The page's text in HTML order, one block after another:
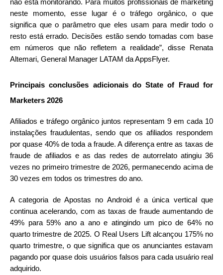
não está monitorando. Para muitos profissionais de marketing
neste momento, esse lugar é o tráfego orgânico, o que
significa que o parâmetro que eles usam para medir todo o
resto está errado. Decisões estão sendo tomadas com base
em números que não refletem a realidade”, disse Renata
Altemari, General Manager LATAM da AppsFlyer.
Principais conclusões adicionais do State of Fraud for
Marketers 2026
Afiliados e tráfego orgânico juntos representam 9 em cada 10
instalações fraudulentas, sendo que os afiliados respondem
por quase 40% de toda a fraude. A diferença entre as taxas de
fraude de afiliados e as das redes de autorrelato atingiu 36
vezes no primeiro trimestre de 2026, permanecendo acima de
30 vezes em todos os trimestres do ano.
A categoria de Apostas no Android é a única vertical que
continua acelerando, com as taxas de fraude aumentando de
49% para 59% ano a ano e atingindo um pico de 64% no
quarto trimestre de 2025. O Real Users Lift alcançou 175% no
quarto trimestre, o que significa que os anunciantes estavam
pagando por quase dois usuários falsos para cada usuário real
adquirido.